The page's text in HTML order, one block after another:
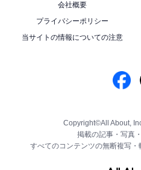
会社概要
プライバシーポリシー
当サイトの情報についての注意
Copyright©All About,
掲載の記事・写真
すべてのコンテンツの無断複写・